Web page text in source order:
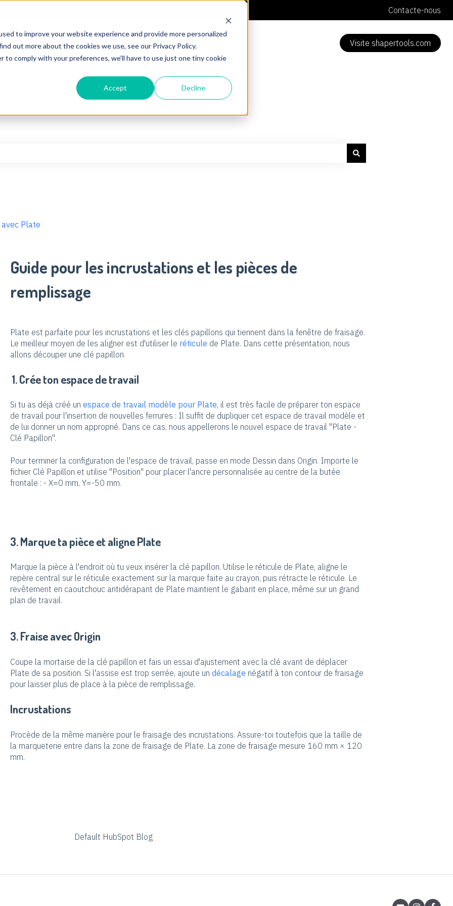
to improve your website experience and provide more personalized
out more about the cookies we use, see our Privacy Policy.
comply with your preferences, we'll have to use just one tiny cookie
Accept Decline
Contacte-nous
Visite shapertools.com
Plate
Guide pour les incrustations et les pièces de
remplissage
Plate est parfaite pour les incrustations et les clés papillons qui tiennent dans la fenêtre de fraisage.
Le meilleur moyen de les aligner est d'utiliser le réticule de Plate. Dans cette présentation, nous
allons découper une clé papillon.
1. Crée ton espace de travail
Si tu as déjà créé un espace de travail modèle pour Plate, il est très facile de préparer ton espace
de travail pour l'insertion de nouvelles ferrures : Il suffit de dupliquer cet espace de travail modèle et
de lui donner un nom approprié. Dans ce cas, nous appellerons le nouvel espace de travail "Plate -
Clé Papillon".
Pour terminer la configuration de l'espace de travail, passe en mode Dessin dans Origin. Importe le
fichier Clé Papillon et utilise "Position" pour placer l'ancre personnalisée au centre de la butée
frontale : - X=0 mm, Y=-50 mm.
3. Marque ta pièce et aligne Plate
Marque la pièce à l'endroit où tu veux insérer la clé papillon. Utilise le réticule de Plate, aligne le
repère central sur le réticule exactement sur la marque faite au crayon, puis rétracte le réticule. Le
revêtement en caoutchouc antidérapant de Plate maintient le gabarit en place, même sur un grand
plan de travail.
3. Fraise avec Origin
Coupe la mortaise de la clé papillon et fais un essai d'ajustement avec la clé avant de déplacer
Plate de sa position. Si l'assise est trop serrée, ajoute un décalage négatif à ton contour de fraisage
pour laisser plus de place à la pièce de remplissage.
Incrustations
Procède de la même manière pour le fraisage des incrustations. Assure-toi toutefois que la taille de
la marqueterie entre dans la zone de fraisage de Plate. La zone de fraisage mesure 160 mm × 120
mm.
Default HubSpot Blog